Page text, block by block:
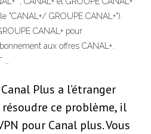
"CANAL+/ GROUPE CANAL+").
CANAL+ pour
aux offres CANAL+.
Plus a l’étranger
résoudre ce problème, il
pour Canal plus. Vous